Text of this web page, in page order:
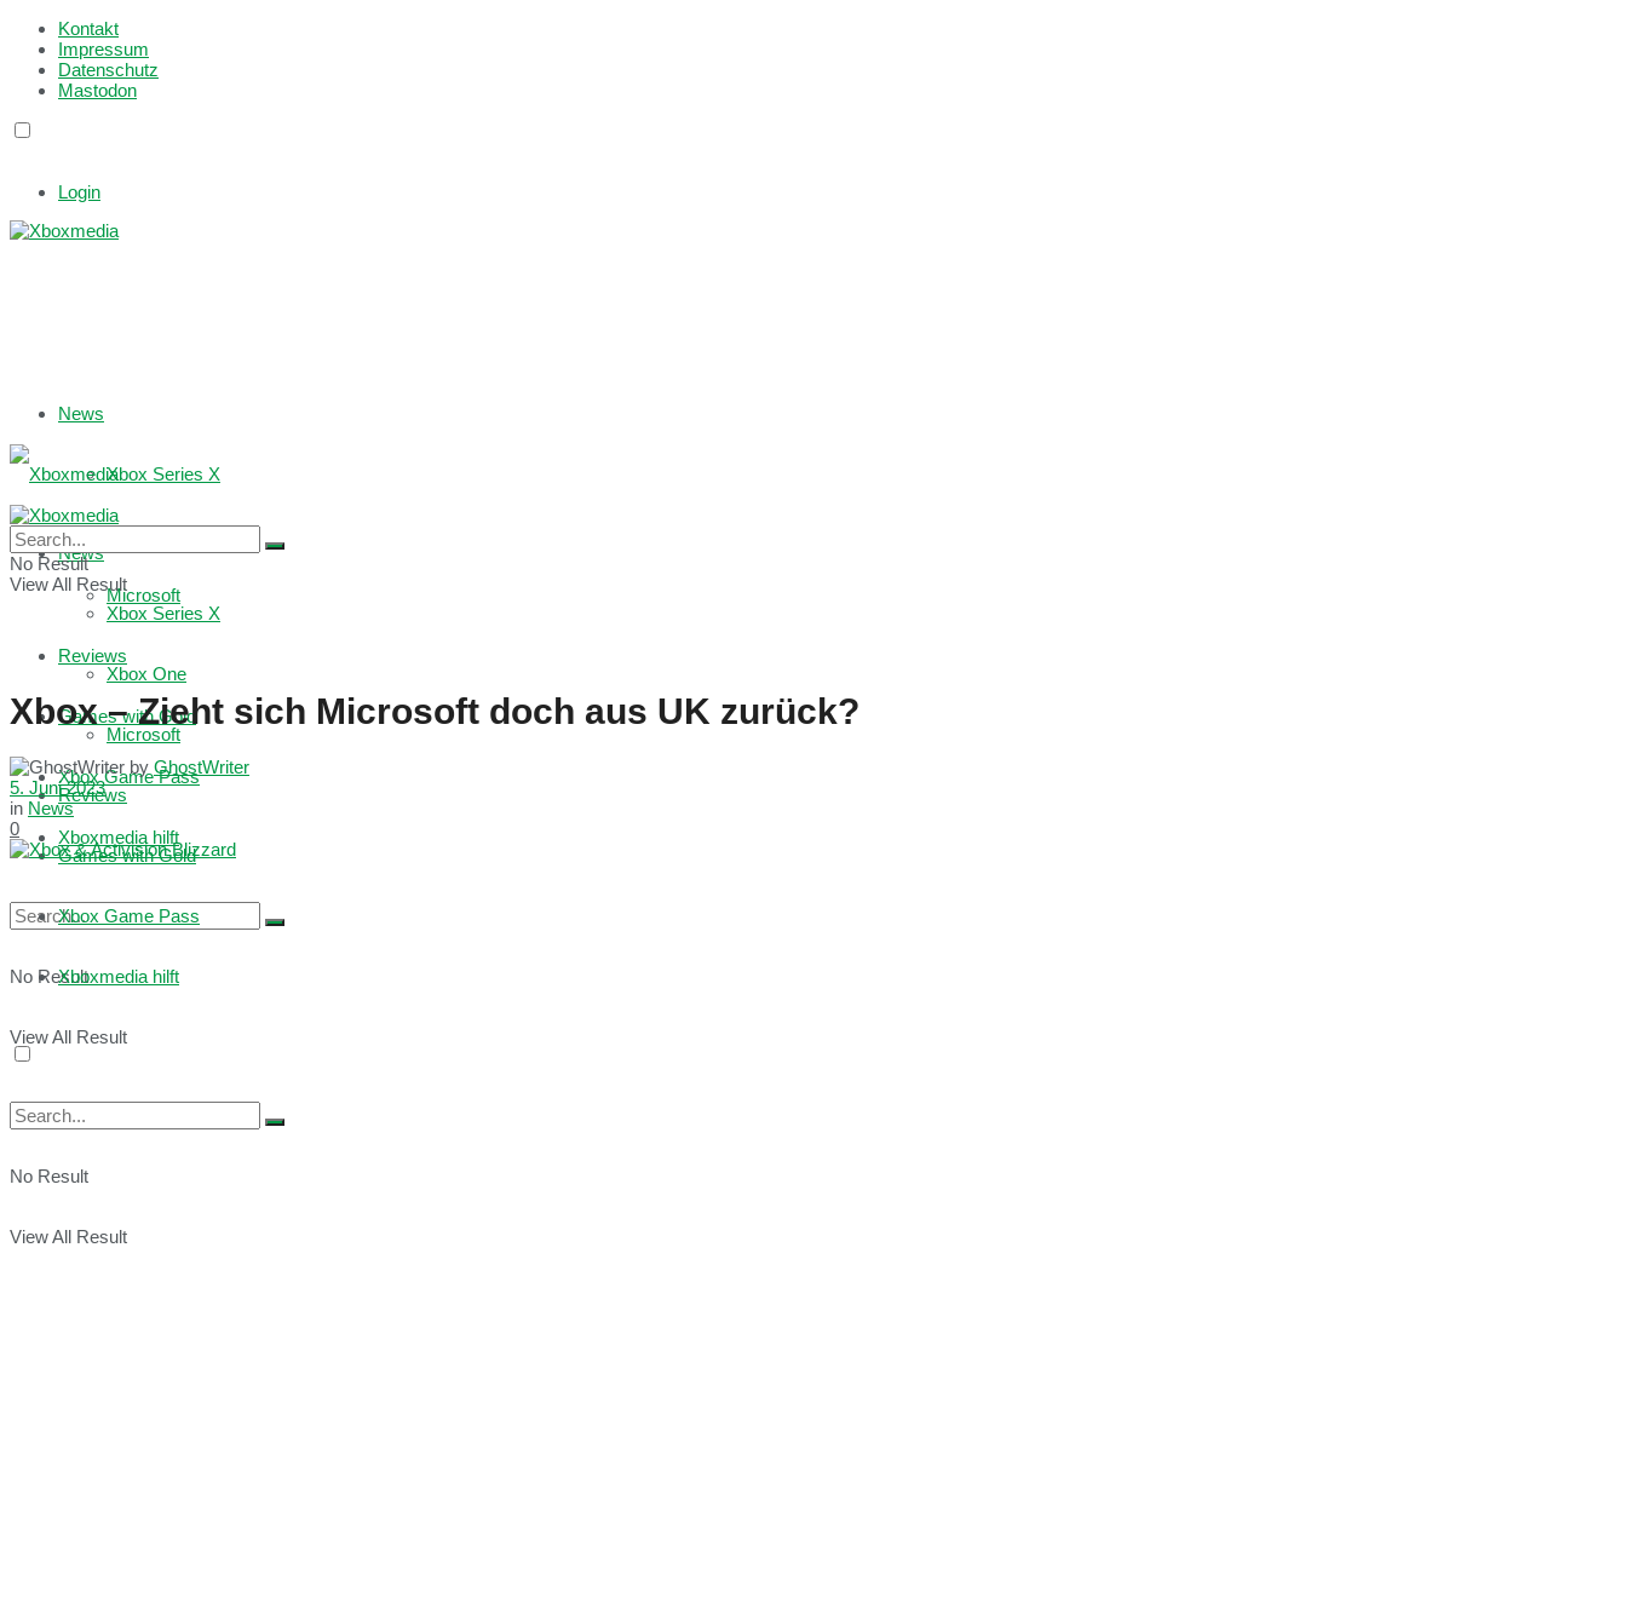
Kontakt
Impressum
Datenschutz
Mastodon
Login
News
Xbox Series X
Microsoft
Reviews
Games with Gold
Xbox Game Pass
Xboxmedia hilft
No Result
View All Result
News
Xbox Series X
Xbox One
Microsoft
Reviews
Games with Gold
Xbox Game Pass
Xboxmedia hilft
No Result
View All Result
No Result
View All Result
Xbox – Zieht sich Microsoft doch aus UK zurück?
by GhostWriter
5. Juni 2023
in News
0